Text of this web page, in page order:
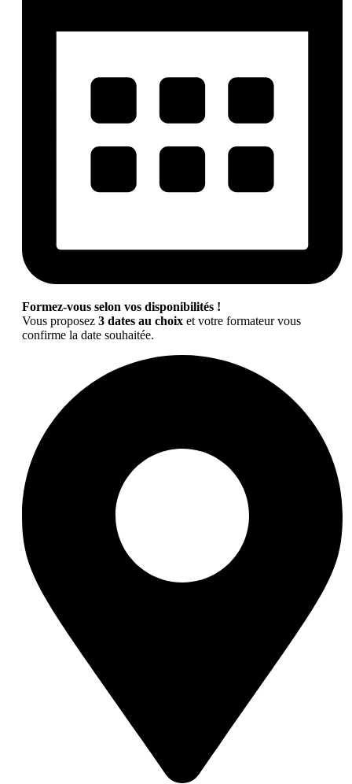
Formez-vous selon vos disponibilités !
Vous proposez 3 dates au choix et votre formateur vous
confirme la date souhaitée.